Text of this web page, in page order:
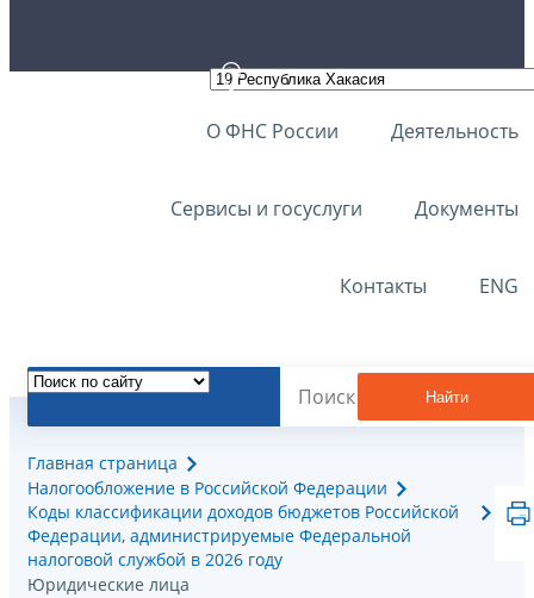
О ФНС России Деятельность
Сервисы и госуслуги Документы
Контакты ENG
Найти
Главная страница
Налогообложение в Российской Федерации
Коды классификации доходов бюджетов Российской
Федерации, администрируемые Федеральной
налоговой службой в 2026 году
Юридические лица